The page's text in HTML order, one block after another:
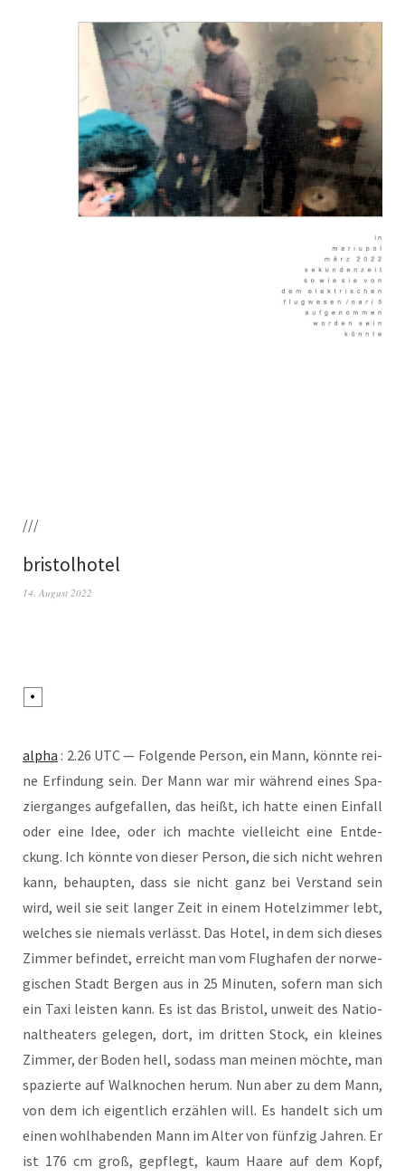
///
bristolhotel
14. August 2022
alpha : 2.26 UTC — Fol­gen­de Per­son, ein Mann, könn­te rei­
ne Erfin­dung sein. Der Mann war mir wäh­rend eines Spa­
zier­gan­ges auf­ge­fal­len, das heißt, ich hat­te einen Ein­fall
oder eine Idee, oder ich mach­te viel­leicht eine Ent­de­
ckung. Ich könn­te von die­ser Per­son, die sich nicht weh­ren
kann, behaup­ten, dass sie nicht ganz bei Ver­stand sein
wird, weil sie seit lan­ger Zeit in einem Hotel­zim­mer lebt,
wel­ches sie nie­mals ver­lässt. Das Hotel, in dem sich die­ses
Zim­mer befin­det, erreicht man vom Flug­ha­fen der nor­we­
gi­schen Stadt Ber­gen aus in 25 Minu­ten, sofern man sich
ein Taxi leis­ten kann. Es ist das Bris­tol, unweit des Natio­
nal­thea­ters gele­gen, dort, im drit­ten Stock, ein klei­nes
Zim­mer, der Boden hell, sodass man mei­nen möch­te, man
spa­zier­te auf Wal­kno­chen her­um. Nun aber zu dem Mann,
von dem ich eigent­lich erzäh­len will. Es han­delt sich um
einen wohl­ha­ben­den Mann im Alter von fünf­zig Jah­ren. Er
ist 176 cm groß, gepflegt, kaum Haa­re auf dem Kopf,